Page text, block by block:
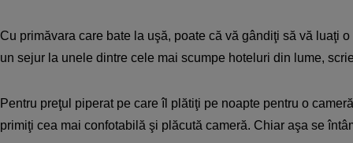
Cu primăvara care bate la uşă, poate că vă gândiţi să vă luaţi
un sejur la unele dintre cele mai scumpe hoteluri din lume,
Pentru preţul piperat pe care îl plătiţi pe noapte pentru o
primiţi cea mai confotabilă şi plăcută cameră. Chiar aşa se